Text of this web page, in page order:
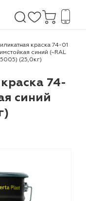
краска 74-01
синий (~RAL
5005) (25,0кг)
74-
синий